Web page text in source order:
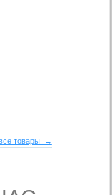
товары →